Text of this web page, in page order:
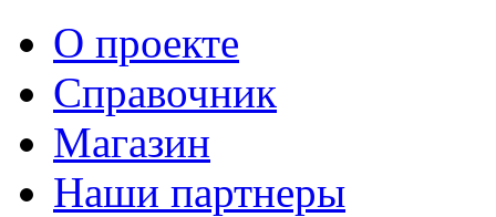
О проекте
Справочник
Магазин
Наши партнеры